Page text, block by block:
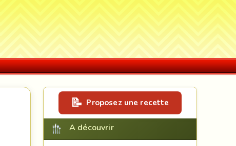
Proposez une recette
A découvrir